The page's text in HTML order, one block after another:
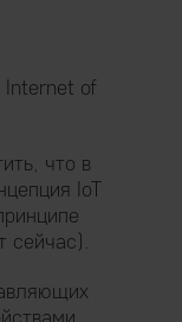
Internet of
что в
IoT
сейчас).